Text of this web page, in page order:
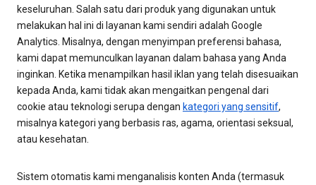
keseluruhan. Salah satu dari produk yang digunakan untuk
melakukan hal ini di layanan kami sendiri adalah Google
Analytics. Misalnya, dengan menyimpan preferensi bahasa,
kami dapat memunculkan layanan dalam bahasa yang Anda
inginkan. Ketika menampilkan hasil iklan yang telah disesuaikan
kepada Anda, kami tidak akan mengaitkan pengenal dari
cookie atau teknologi serupa dengan kategori yang sensitif,
misalnya kategori yang berbasis ras, agama, orientasi seksual,
atau kesehatan.
Sistem otomatis kami menganalisis konten Anda (termasuk